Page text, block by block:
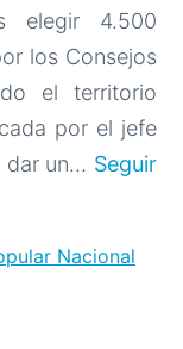
elegir 4.500
los Consejos
el territorio
por el jefe
dar un… Seguir
Nacional